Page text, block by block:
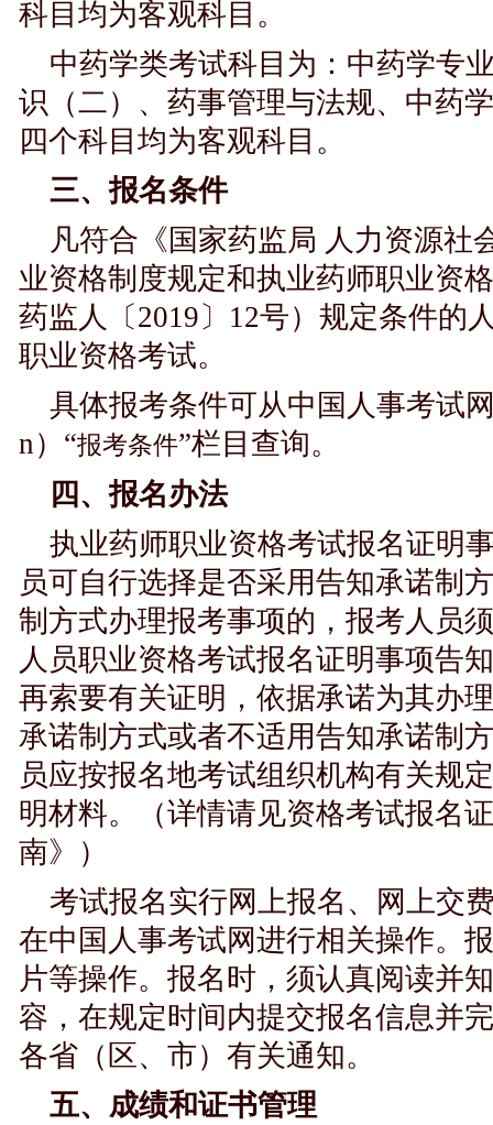
科目均为客观科目。
中药学类考试科目为：中药学专
识（二）、药事管理与法规、中药
四个科目均为客观科目。
三、报名条件
凡符合《国家药监局 人力资源社
业资格制度规定和执业药师职业资
药监人〔2019〕12号）规定条件的
职业资格考试。
具体报考条件可从中国人事考试
n）“报考条件”栏目查询。
四、报名办法
执业药师职业资格考试报名证明
员可自行选择是否采用告知承诺制
制方式办理报考事项的，报考人员
人员职业资格考试报名证明事项告
再索要有关证明，依据承诺为其办
承诺制方式或者不适用告知承诺制
员应按报名地考试组织机构有关规
明材料。（详情请见资格考试报名
南》）
考试报名实行网上报名、网上交
在中国人事考试网进行相关操作。
片等操作。报名时，须认真阅读并
容，在规定时间内提交报名信息并
各省（区、市）有关通知。
五、成绩和证书管理